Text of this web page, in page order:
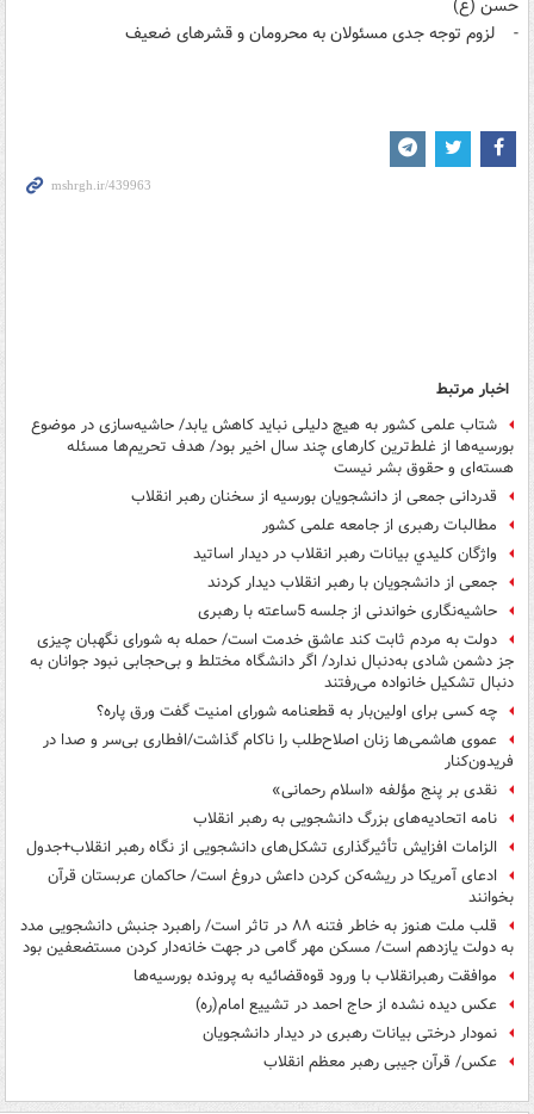
حسن (ع)
- لزوم توجه جدی مسئولان به محرومان و قشرهای ضعیف
اخبار مرتبط
شتاب علمی کشور به هیچ دلیلی نباید کاهش یابد/ حاشیه‌سازی در موضوع
بورسیه‌ها از غلط‌‌ترین کارهای چند سال اخیر بود/ هدف تحریم‌ها مسئله‌
هسته‌ای و حقوق بشر نیست
قدردانی جمعی از دانشجویان بورسیه از سخنان رهبر انقلاب
مطالبات رهبری از جامعه علمی کشور
واژگان كليدي بيانات رهبر انقلاب در ديدار اساتيد
جمعی از دانشجویان با رهبر انقلاب دیدار کردند
حاشیه‌نگاری خواندنی از جلسه 5ساعته با رهبری
دولت به مردم ثابت کند عاشق خدمت است/ حمله به شورای نگهبان چیزی
جز دشمن شادی به‌دنبال ندارد/ اگر دانشگاه مختلط و بی‌حجابی نبود جوانان به
دنبال تشکیل خانواده می‌رفتند
چه کسی برای اولین‌بار به قطعنامه شورای امنیت گفت ورق پاره؟
عموی هاشمی‌ها زنان اصلاح‌طلب را ناکام گذاشت/افطاری بی‌‌سر و صدا در
فریدون‌کنار
نقدی بر پنج مؤلفه «اسلام رحمانی»
نامه اتحادیه‌های بزرگ دانشجویی به رهبر انقلاب
الزامات افزایش تأثیرگذاری تشکل‌های دانشجویی از نگاه رهبر انقلاب+جدول
ادعای آمریکا در ریشه‌کن کردن داعش دروغ است/ حاکمان عربستان قرآن
بخوانند
قلب ملت هنوز به خاطر فتنه ۸۸ در تاثر است/ راهبرد جنبش دانشجویی مدد
به دولت یازدهم است/ مسکن مهر گامی در جهت خانه‌دار کردن مستضعفین بود
موافقت رهبرانقلاب با ورود قوه‌قضائیه به پرونده بورسیه‌ها
عکس دیده نشده از حاج احمد در تشییع امام(ره)
نمودار درختی بیانات رهبری در دیدار دانشجویان
عکس/ قرآن جیبی رهبر معظم انقلاب